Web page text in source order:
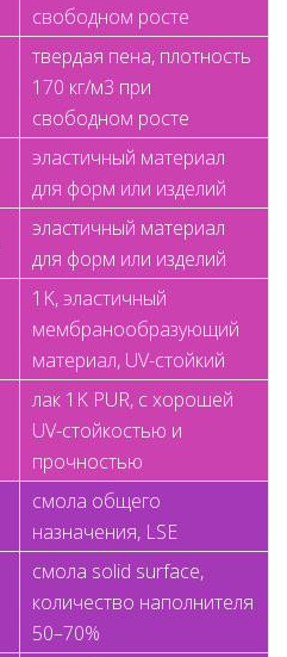
свободном росте
твердая пена, плотность
170 кг/м3 при
свободном росте
эластичный материал
для форм или изделий
эластичный материал
для форм или изделий
1K, эластичный
мембранообразующий
материал, UV-стойкий
лак 1K PUR, с хорошей
UV-стойкостью и
прочностью
смола общего
назначения, LSE
смола solid surface,
количество наполнителя
50–70%